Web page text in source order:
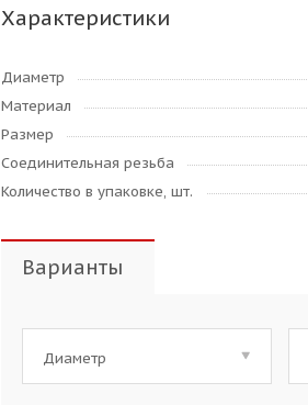
Характеристики
Диаметр
Материал
Размер
Соединительная резьба
Количество в упаковке, шт.
Варианты
Диаметр